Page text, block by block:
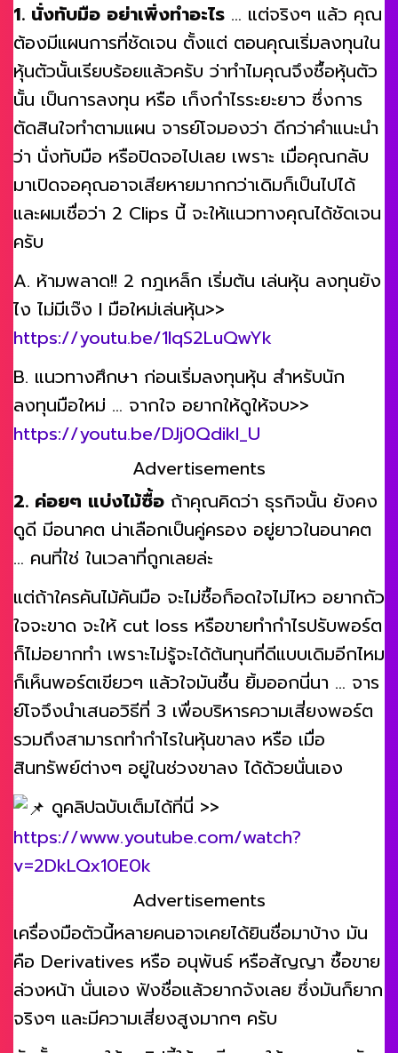
1. นั่งทับมือ อย่าเพิ่งทำอะไร … แต่จริงๆ แล้ว คุณ
ต้องมีแผนการที่ชัดเจน ตั้งแต่ ตอนคุณเริ่มลงทุนใน
หุ้นตัวนั้นเรียบร้อยแล้วครับ ว่าทำไมคุณจึงซื้อหุ้นตัว
นั้น เป็นการลงทุน หรือ เก็งกำไรระยะยาว ซึ่งการ
ตัดสินใจทำตามแผน จารย์โจมองว่า ดีกว่าคำแนะนำ
ว่า นั่งทับมือ หรือปิดจอไปเลย เพราะ เมื่อคุณกลับ
มาเปิดจอคุณอาจเสียหายมากกว่าเดิมก็เป็นไปได้
และผมเชื่อว่า 2 Clips นี้ จะให้แนวทางคุณได้ชัดเจน
ครับ
A. ห้ามพลาด!! 2 กฎเหล็ก เริ่มต้น เล่นหุ้น ลงทุนยัง
ไง ไม่มีเจ๊ง I มือใหม่เล่นหุ้น>>
https://youtu.be/1lqS2LuQwYk
B. แนวทางศึกษา ก่อนเริ่มลงทุนหุ้น สำหรับนัก
ลงทุนมือใหม่ … จากใจ อยากให้ดูให้จบ>>
https://youtu.be/DJj0QdikI_U
Advertisements
2. ค่อยๆ แบ่งไม้ซื้อ ถ้าคุณคิดว่า ธุรกิจนั้น ยังคง
ดูดี มีอนาคต น่าเลือกเป็นคู่ครอง อยู่ยาวในอนาคต
… คนที่ใช่ ในเวลาที่ถูกเลยล่ะ
แต่ถ้าใครคันไม้คันมือ จะไม่ซื้อก็อดใจไม่ไหว อยากถัว
ใจจะขาด จะให้ cut loss หรือขายทำกำไรปรับพอร์ต
ก็ไม่อยากทำ เพราะไม่รู้จะได้ต้นทุนที่ดีแบบเดิมอีกไหม
ก็เห็นพอร์ตเขียวๆ แล้วใจมันชื้น ยิ้มออกนี่นา … จาร
ย์โจจึงนำเสนอวิธีที่ 3 เพื่อบริหารความเสี่ยงพอร์ต
รวมถึงสามารถทำกำไรในหุ้นขาลง หรือ เมื่อ
สินทรัพย์ต่างๆ อยู่ในช่วงขาลง ได้ด้วยนั่นเอง
ดูคลิปฉบับเต็มได้ที่นี่ >>
https://www.youtube.com/watch?
v=2DkLQx10E0k
Advertisements
เครื่องมือตัวนี้หลายคนอาจเคยได้ยินชื่อมาบ้าง มัน
คือ Derivatives หรือ อนุพันธ์ หรือสัญญา ซื้อขาย
ล่วงหน้า นั่นเอง ฟังชื่อแล้วยากจังเลย ซึ่งมันก็ยาก
จริงๆ และมีความเสี่ยงสูงมากๆ ครับ